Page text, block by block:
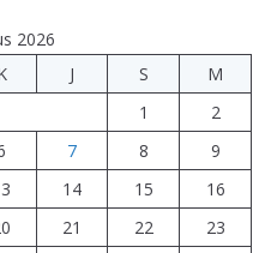
2026
J S
M
1
2
7 8
9
14 15
16
21 22
23